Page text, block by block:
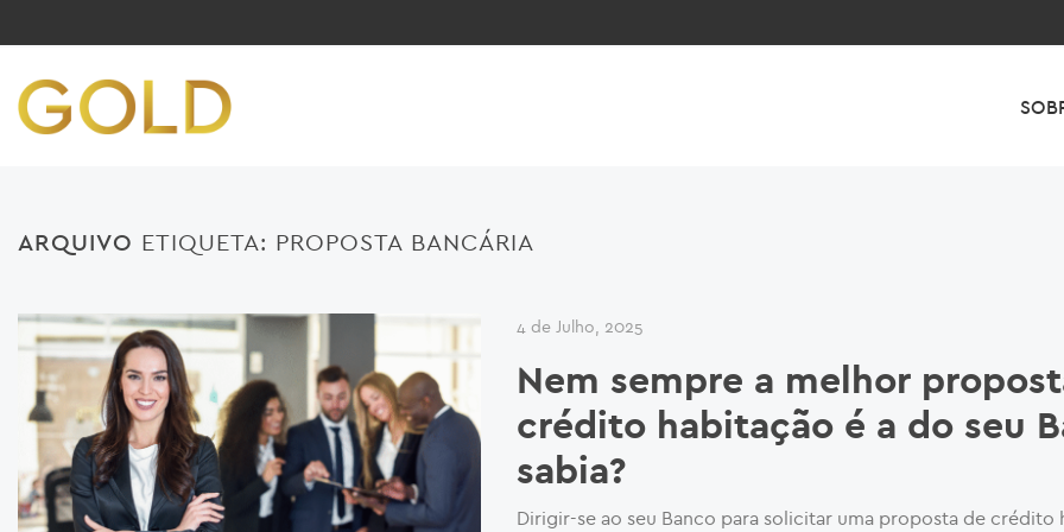
ARQUIVO ETIQUETA: PROPOSTA BANCÁRIA
4 de Julho, 2025
Nem sempre a melhor
crédito habitação é a do seu
sabia?
Dirigir-se ao seu Banco para solicitar uma proposta de crédito